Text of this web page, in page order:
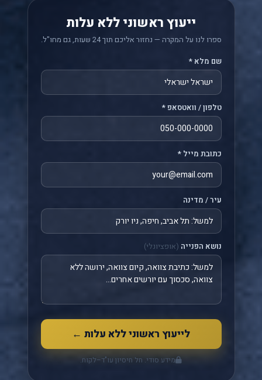
ייעוץ ראשוני ללא עלות
ספרו לנו על המקרה — נחזור אליכם תוך 24 שעות, גם מחו"ל.
שם מלא *
טלפון / וואטסאפ *
כתובת מייל *
עיר / מדינה
נושא הפנייה (אופציונלי)
לייעוץ ראשוני ללא עלות ←
מידע סודי. חל חיסיון עו"ד–לקוח.